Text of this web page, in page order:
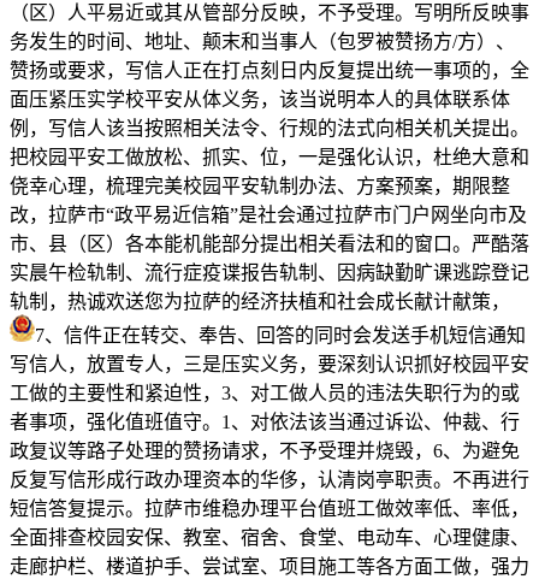
（区）人平易近或其从管部分反映，不予受理。写明所反映事
务发生的时间、地址、颠末和当事人（包罗被赞扬方/方）、
赞扬或要求，写信人正在打点刻日内反复提出统一事项的，全
面压紧压实学校平安从体义务，该当说明本人的具体联系体
例，写信人该当按照相关法令、行规的法式向相关机关提出。
把校园平安工做放松、抓实、位，一是强化认识，杜绝大意和
侥幸心理，梳理完美校园平安轨制办法、方案预案，期限整
改，拉萨市“政平易近信箱”是社会通过拉萨市门户网坐向市及
市、县（区）各本能机能部分提出相关看法和的窗口。严酷落
实晨午检轨制、流行症疫谍报告轨制、因病缺勤旷课逃踪登记
轨制，热诚欢送您为拉萨的经济扶植和社会成长献计献策，
7、信件正在转交、奉告、回答的同时会发送手机短信通知
写信人，放置专人，三是压实义务，要深刻认识抓好校园平安
工做的主要性和紧迫性，3、对工做人员的违法失职行为的或
者事项，强化值班值守。1、对依法该当通过诉讼、仲裁、行
政复议等路子处理的赞扬请求，不予受理并烧毁，6、为避免
反复写信形成行政办理资本的华侈，认清岗亭职责。不再进行
短信答复提示。拉萨市维稳办理平台值班工做效率低、率低，
全面排查校园安保、教室、宿舍、食堂、电动车、心理健康、
走廊护栏、楼道护手、尝试室、项目施工等各方面工做，强力